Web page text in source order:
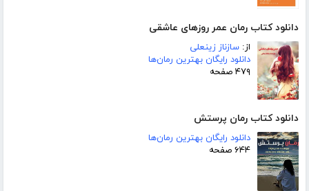
دانلود کتاب رمان عمر روزهای عاشقی
از: سازناز زینعلی
دانلود رایگان بهترین رمان‌ها
۴۷۹ صفحه
دانلود کتاب رمان پرستش
دانلود رایگان بهترین رمان‌ها
۶۴۴ صفحه